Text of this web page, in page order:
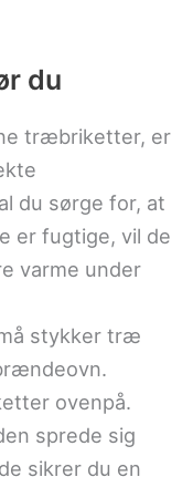
du
træbriketter, er
du sørge for, at
er fugtige, vil de
varme under
stykker træ
ovenpå.
sprede sig
sikrer du en